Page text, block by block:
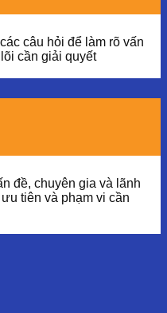
câu hỏi để làm rõ vấn
cần giải quyết
đề, chuyên gia và lãnh
tiên và phạm vi cần